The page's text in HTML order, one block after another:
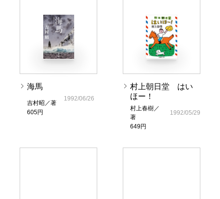
海馬
吉村昭／著
605円
1992/06/26
村上朝日堂 はい
ほー！
村上春樹／
著
649円
1992/05/29